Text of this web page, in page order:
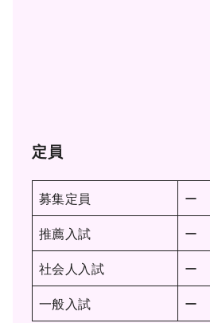
定員
募集定員
ー
推薦入試
ー
社会人入試
ー
一般入試
ー